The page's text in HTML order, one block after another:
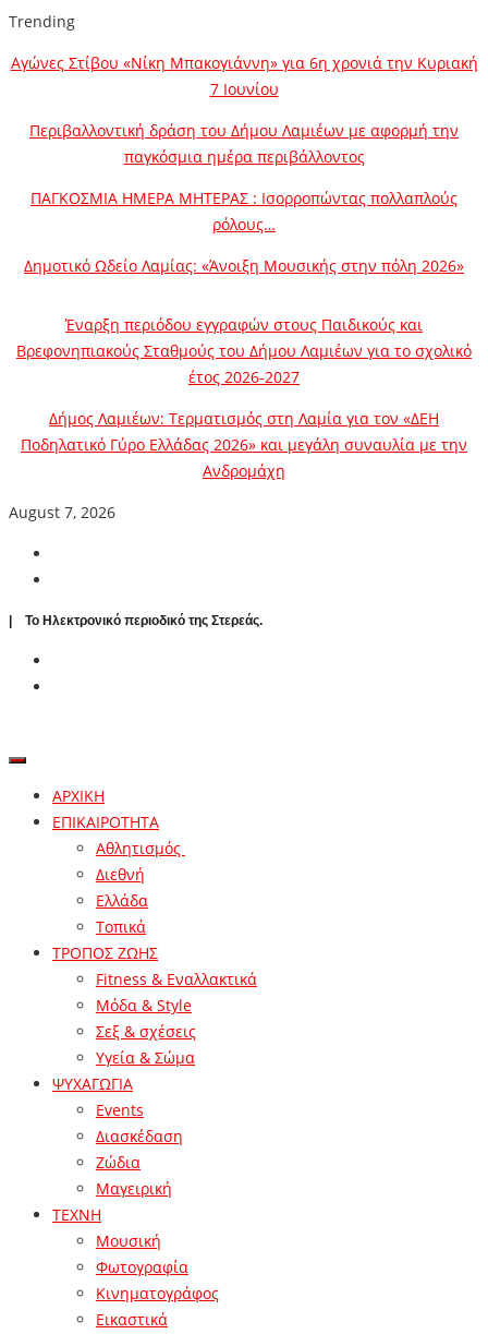
Trending
Αγώνες Στίβου «Νίκη Μπακογιάννη» για 6η χρονιά την Κυριακή
7 Ιουνίου
Περιβαλλοντική δράση του Δήμου Λαμιέων με αφορμή την
παγκόσμια ημέρα περιβάλλοντος
ΠΑΓΚΟΣΜΙΑ ΗΜΕΡΑ ΜΗΤΕΡΑΣ : Ισορροπώντας πολλαπλούς
ρόλους…
Δημοτικό Ωδείο Λαμίας: «Άνοιξη Μουσικής στην πόλη 2026»
Έναρξη περιόδου εγγραφών στους Παιδικούς και
Βρεφονηπιακούς Σταθμούς του Δήμου Λαμιέων για το σχολικό
έτος 2026-2027
Δήμος Λαμιέων: Τερματισμός στη Λαμία για τον «ΔΕΗ
Ποδηλατικό Γύρο Ελλάδας 2026» και μεγάλη συναυλία με την
Ανδρομάχη
August 7, 2026
| To Ηλεκτρονικό περιοδικό της Στερεάς.
ΑΡΧΙΚΗ
ΕΠΙΚΑΙΡΟΤΗΤΑ
Αθλητισμός
Διεθνή
Ελλάδα
Τοπικά
ΤΡΟΠΟΣ ΖΩΗΣ
Fitness & Εναλλακτικά
Μόδα & Style
Σεξ & σχέσεις
Υγεία & Σώμα
ΨΥΧΑΓΩΓΙΑ
Events
Διασκέδαση
Ζώδια
Μαγειρική
ΤΕΧΝΗ
Μουσική
Φωτογραφία
Κινηματογράφος
Εικαστικά